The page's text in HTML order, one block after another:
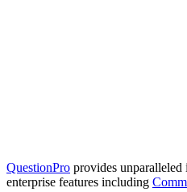
QuestionPro provides unparalleled
enterprise features including